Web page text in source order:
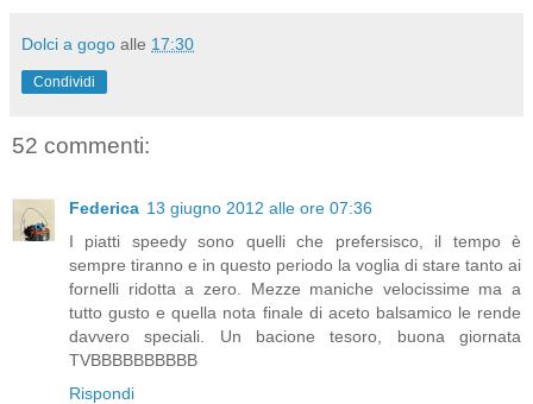
Dolci a gogo alle 17:30
Condividi
52 commenti:
Federica 13 giugno 2012 alle ore 07:36
I piatti speedy sono quelli che prefersisco, il tempo è
sempre tiranno e in questo periodo la voglia di stare tanto ai
fornelli ridotta a zero. Mezze maniche velocissime ma a
tutto gusto e quella nota finale di aceto balsamico le rende
davvero speciali. Un bacione tesoro, buona giornata
TVBBBBBBBBBB
Rispondi